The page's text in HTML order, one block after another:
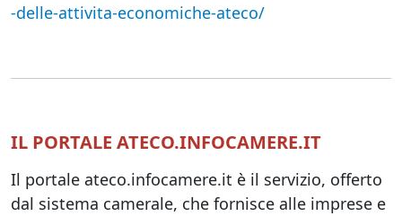
-delle-attivita-economiche-ateco/
IL PORTALE ATECO.INFOCAMERE.IT
Il portale ateco.infocamere.it è il servizio, offerto
dal sistema camerale, che fornisce alle imprese e